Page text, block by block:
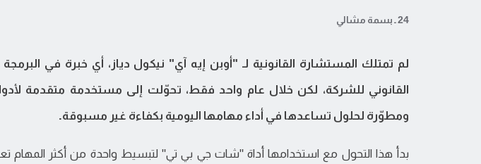
24 ـ بسمة مشالي
لم تمتلك المستشارة القانونية لـ "أوبن إيه آي" نيكول دياز، أي خبرة في
القانوني للشركة، لكن خلال عام واحد فقط، تحوّلت إلى مستخدمة متقدمة
ومطوّرة لحلول تساعدها في أداء مهامها اليومية بكفاءة غير مسبوقة.
بدأ هذا التحول مع استخدامها أداة "شات جي بي تي" لتبسيط واحدة من أكثر المهام